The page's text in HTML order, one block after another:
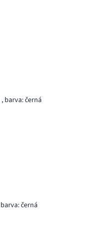
, barva: černá
barva: černá